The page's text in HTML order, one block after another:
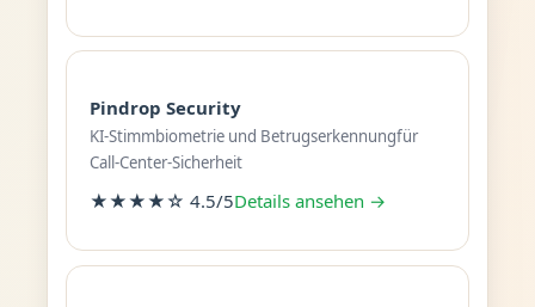
Pindrop Security
KI-Stimmbiometrie und Betrugserkennungfür
Call-Center-Sicherheit
★★★★☆ 4.5/5Details ansehen →